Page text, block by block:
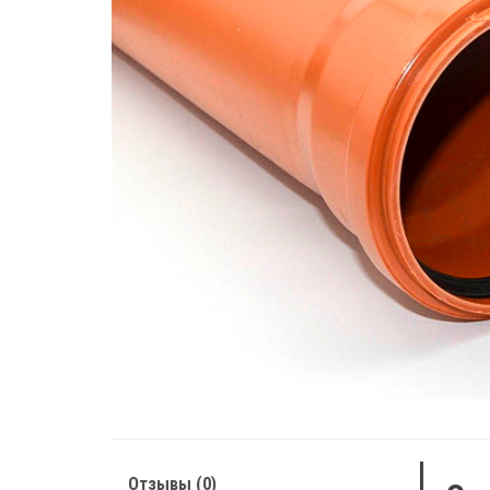
Отзывы (0)